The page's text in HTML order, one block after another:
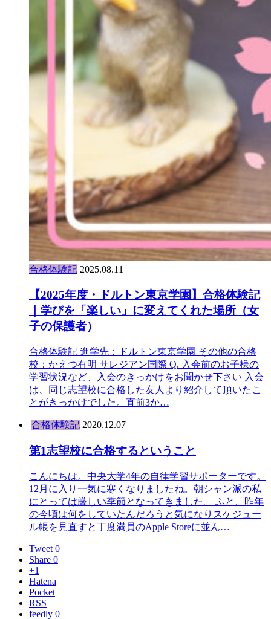
合格体験記 2025.08.11
【2025年度・ドルトン東京学園】合格体験記
｜学びを「楽しい」に変えてくれた場所（女
子の保護者）
合格体験記 進学先：ドルトン東京学園 その他の合格
校：かえつ有明 サレジアン国際 Q. 入会前のお子様の
学習状況など、入会のきっかけをお聞かせ下さい 入会
は、同じ志望校に合格した友人より紹介して頂いたこ
とがきっかけでした。直前3か…
合格体験記 2020.12.07
第1志望校に合格するということ
こんにちは。中央大学4年の自律学習サポーターです。
12月に入り一気に寒くなりましたね。朝シャン派の私
にとっては厳しい季節となってきました。 ふと、昨年
の今頃は何をしていたんだろうと気になりスケジュー
ル帳を見直すと丁度満員のApple Storeに並ん…
Tweet 0
Share 0
+1
Hatena
Pocket
RSS
feedly 0